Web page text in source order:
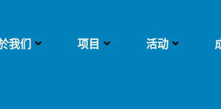
我们 项目 活动